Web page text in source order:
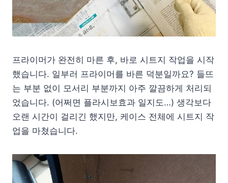
프라이머가 완전히 마른 후, 바로 시트지 작업을 시작
했습니다. 일부러 프라이머를 바른 덕분일까요? 들뜨
는 부분 없이 모서리 부분까지 아주 깔끔하게 처리되
었습니다. (어쩌면 플라시보효과 일지도…) 생각보다
오랜 시간이 걸리긴 했지만, 케이스 전체에 시트지 작
업을 마쳤습니다.